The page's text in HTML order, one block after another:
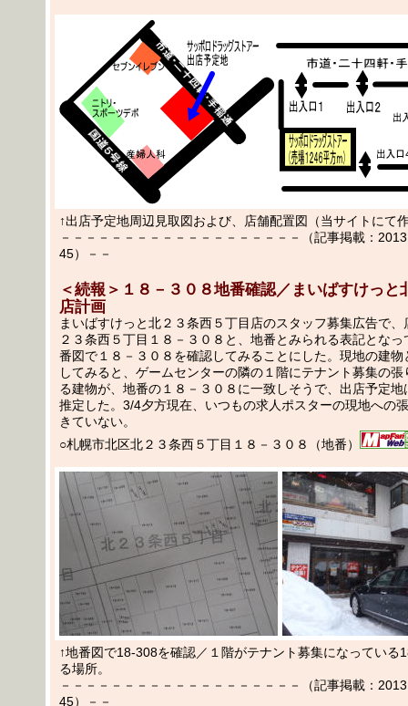
↑出店予定地周辺見取図および、店舗配置図（当サイトにて
－－－－－－－－－－－－－－－－－－－（記事掲載：
45）－－
＜続報＞１８－３０８地番確認／まいばすけっと
店計画
まいばすけっと北２３条西５丁目店のスタッフ募集広告で
２３条西５丁目１８－３０８と、地番とみられる表記とな
番図で１８－３０８を確認してみることにした。現地の建物
してみると、ゲームセンターの隣の１階にテナント募集の
る建物が、地番の１８－３０８に一致しそうで、出店予定地
推定した。3/4夕方現在、いつもの求人ポスターの現地への
きていない。
○札幌市北区北２３条西５丁目１８－３０８（地番）
↑地番図で18-308を確認／１階がテナント募集になっている
る場所。
－－－－－－－－－－－－－－－－－－－（記事掲載：
45）－－